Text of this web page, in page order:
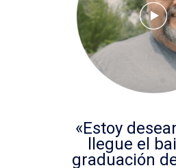
«Estoy
llegue el
graduación